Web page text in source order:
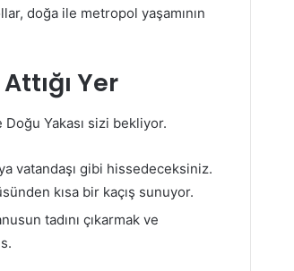
doğa ile metropol yaşamının
Yer
Yakası sizi bekliyor.
vatandaşı gibi hissedeceksiniz.
kısa bir kaçış sunuyor.
tadını çıkarmak ve